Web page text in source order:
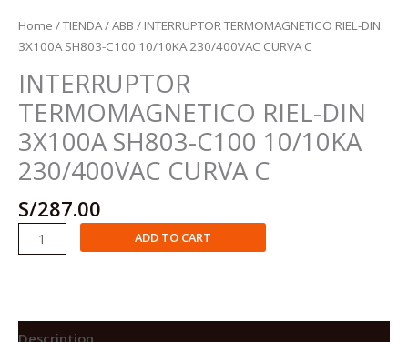
Home /TIENDA/ABB / INTERRUPTOR TERMOMAGNETICO RIEL-DIN
3X100A SH803-C100 10/10KA 230/400VAC CURVA C
INTERRUPTOR
TERMOMAGNETICO RIEL-DIN
3X100A SH803-C100 10/10KA
230/400VAC CURVA C
S/287.00
INTERRUPTOR
TERMOMAGNETICO
SH803-
ADD TO CART
Description